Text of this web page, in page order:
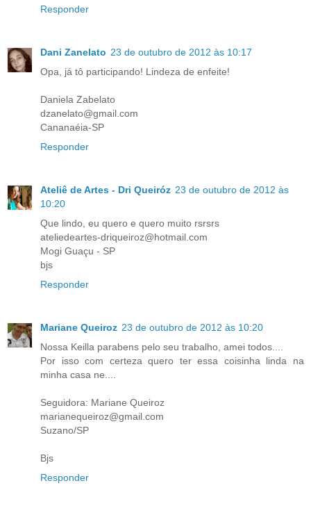
Responder
Dani Zanelato 23 de outubro de 2012 às 10:17
Opa, já tô participando! Lindeza de enfeite!
Daniela Zabelato
dzanelato@gmail.com
Cananaéia-SP
Responder
Ateliê de Artes - Dri Queiróz 23 de outubro de 2012 às
10:20
Que lindo, eu quero e quero muito rsrsrs
ateliedeartes-driqueiroz@hotmail.com
Mogi Guaçu - SP
bjs
Responder
Mariane Queiroz 23 de outubro de 2012 às 10:20
Nossa Keilla parabens pelo seu trabalho, amei todos....
Por isso com certeza quero ter essa coisinha linda na
minha casa ne....
Seguidora: Mariane Queiroz
marianequeiroz@gmail.com
Suzano/SP
Bjs
Responder